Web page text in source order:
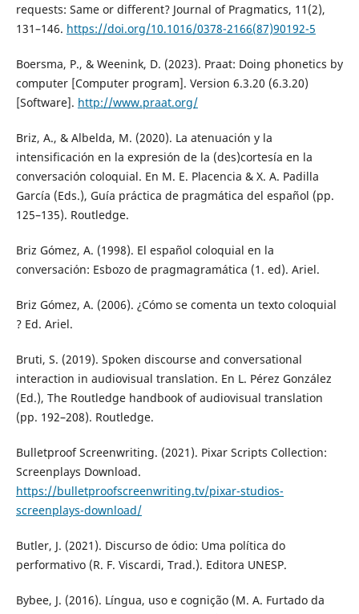
requests: Same or different? Journal of Pragmatics, 11(2),
131–146. https://doi.org/10.1016/0378-2166(87)90192-5
Boersma, P., & Weenink, D. (2023). Praat: Doing phonetics by
computer [Computer program]. Version 6.3.20 (6.3.20)
[Software]. http://www.praat.org/
Briz, A., & Albelda, M. (2020). La atenuación y la
intensificación en la expresión de la (des)cortesía en la
conversación coloquial. En M. E. Placencia & X. A. Padilla
García (Eds.), Guía práctica de pragmática del español (pp.
125–135). Routledge.
Briz Gómez, A. (1998). El español coloquial en la
conversación: Esbozo de pragmagramática (1. ed). Ariel.
Briz Gómez, A. (2006). ¿Cómo se comenta un texto coloquial
? Ed. Ariel.
Bruti, S. (2019). Spoken discourse and conversational
interaction in audiovisual translation. En L. Pérez González
(Ed.), The Routledge handbook of audiovisual translation
(pp. 192–208). Routledge.
Bulletproof Screenwriting. (2021). Pixar Scripts Collection:
Screenplays Download.
https://bulletproofscreenwriting.tv/pixar-studios-
screenplays-download/
Butler, J. (2021). Discurso de ódio: Uma política do
performativo (R. F. Viscardi, Trad.). Editora UNESP.
Bybee, J. (2016). Língua, uso e cognição (M. A. Furtado da